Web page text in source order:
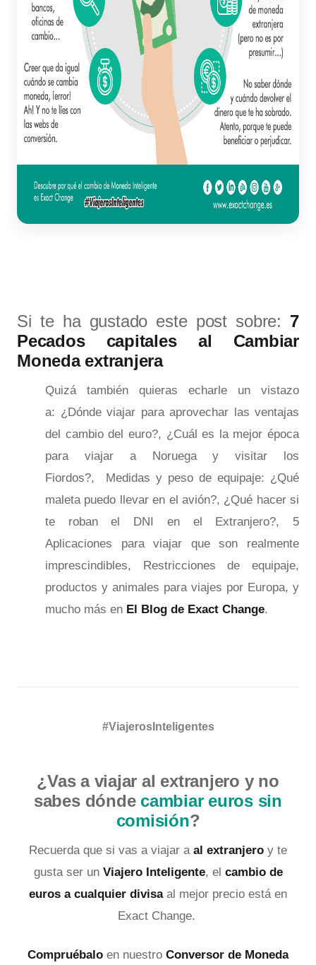
Si te ha gustado este post sobre: 7
Pecados capitales al Cambiar
Moneda extranjera​
Quizá también quieras echarle un vistazo
a: ¿Dónde viajar para aprovechar las ventajas
del cambio del euro?​, ¿Cuál es la mejor época
para viajar a Noruega y visitar los
Fiordos?,
Medidas y peso de equipaje: ¿Qué
maleta puedo llevar en el avión?, ¿Qué hacer si
te roban el DNI en el Extranjero?, 5
Aplicaciones para viajar que son realmente
imprescindibles,
Restricciones de equipaje,
productos y animales para viajes por Europa, y
mucho más en El Blog de Exact Change.
#ViajerosInteligentes
¿Vas a viajar al extranjero y no
sabes dónde cambiar euros sin
comisión?
Recuerda que si vas a viajar a al extranjero y te
gusta ser un Viajero Inteligente, el cambio de
euros a cualquier divisaal mejor precio está en
Exact Change.
Compruébalo en nuestro Conversor de Moneda